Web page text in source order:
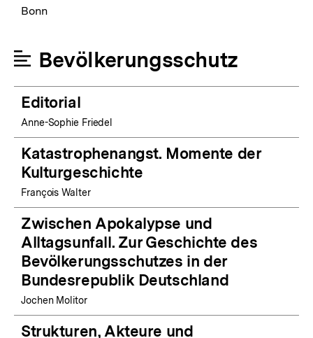
Bonn
Bevölkerungsschutz
Editorial
Anne-Sophie Friedel
Katastrophenangst. Momente der
Kulturgeschichte
François Walter
Zwischen Apokalypse und
Alltagsunfall. Zur Geschichte des
Bevölkerungsschutzes in der
Bundesrepublik Deutschland
Jochen Molitor
Strukturen, Akteure und